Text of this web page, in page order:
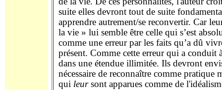
suite elles devront tout de suite
apprendre autrement/se reconvertir. Car
la vie » lui semble être celle qui s’est
comme une erreur par les faits qu’a dû
présent. Comme cette erreur qui a conduit
dans une étendue illimitée. Ils devront
nécessaire de reconnaître comme pratique
qui leursont apparues comme de